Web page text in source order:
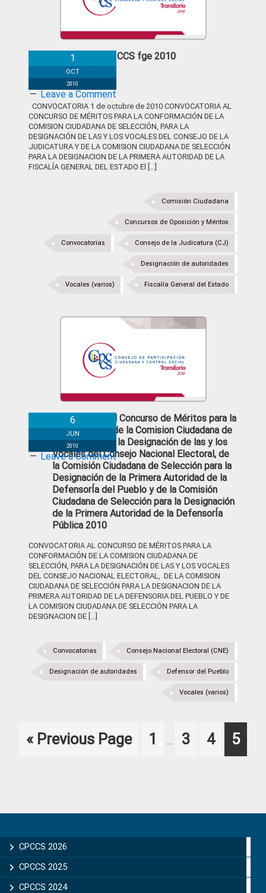
Convocatoria a CCS fge 2010
1
OCT
2010
Leave a Comment
CONVOCATORIA 1 de octubre de 2010 CONVOCATORIA AL
CONCURSO DE MÉRITOS PARA LA CONFORMACIÓN DE LA
COMISION CIUDADANA DE SELECCIÓN, PARA LA
DESIGNACIÓN DE LAS Y LOS VOCALES DEL CONSEJO DE LA
JUDICATURA Y DE LA COMISION CIUDADANA DE SELECCIÓN
PARA LA DESIGNACION DE LA PRIMERA AUTORIDAD DE LA
FISCALÍA GENERAL DEL ESTADO El […]
Comisión Ciudadana
Concursos de Oposición y Méritos
Consejo de la Judicatura (CJ)
Convocatorias
Designación de autoridades
Fiscalía General del Estado
Vocales (varios)
Convocatoria al Concurso de Méritos para la
Conformación de la Comision Ciudadana de
Selección, para la Designación de las y los
Vocales del Consejo Nacional Electoral, de
la Comisión Ciudadana de Selección para la
Designación de la Primera Autoridad de la
DefensorÍa del Pueblo y de la Comisión
Ciudadana de Selección para la Designación
de la Primera Autoridad de la DefensorÍa
Pública 2010
6
JUN
2010
Leave a Comment
CONVOCATORIA AL CONCURSO DE MÉRITOS PARA LA
CONFORMACIÓN DE LA COMISION CIUDADANA DE
SELECCIÓN, PARA LA DESIGNACIÓN DE LAS Y LOS VOCALES
DEL CONSEJO NACIONAL ELECTORAL, DE LA COMISION
CIUDADANA DE SELECCIÓN PARA LA DESIGNACION DE LA
PRIMERA AUTORIDAD DE LA DEFENSORIA DEL PUEBLO Y DE
LA COMISION CIUDADANA DE SELECCIÓN PARA LA
DESIGNACION DE […]
Consejo Nacional Electoral (CNE)
Convocatorias
Defensor del Pueblo
Designación de autoridades
Vocales (varios)
« Go
Previous Page Page
1
pages
… Page
3 Page
4 Page
5
Sidebar
CPCCS 2026
CPCCS 2025
CPCCS 2024